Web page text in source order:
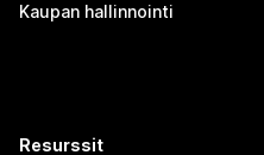
Kaupan hallinnointi
Resurssit